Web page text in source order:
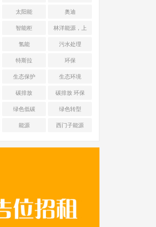
能源 光伏+储能
太阳能 奥迪
智能柜 林洋能源，上
海舜华新能源
氢能 污水处理
特斯拉 环保
生态保护 生态环境
碳排放 碳排放 环保
绿色低碳 绿色转型
能源 西门子能源